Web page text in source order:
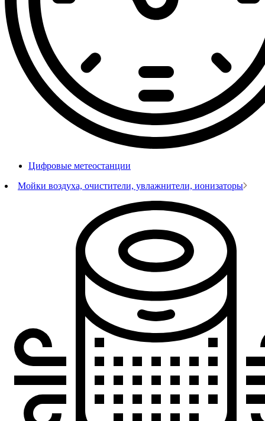
Цифровые метеостанции
Мойки воздуха, очистители, увлажнители, ионизаторы